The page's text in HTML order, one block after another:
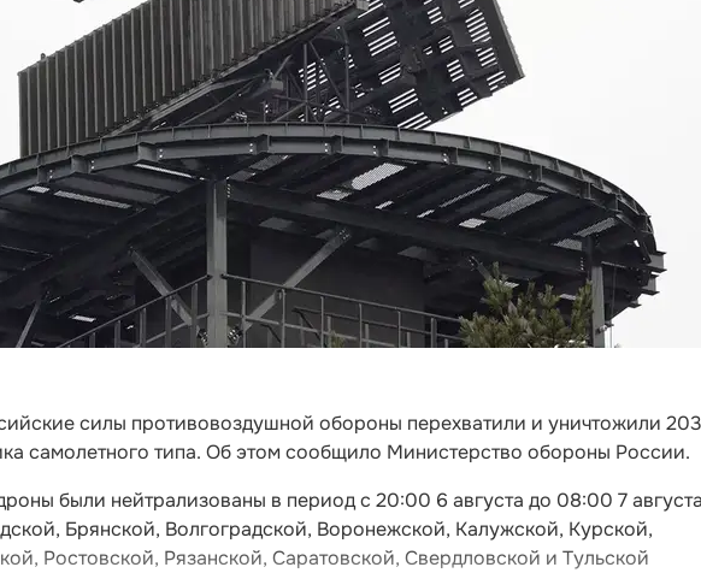
силы противовоздушной обороны перехватили и уничтожили 203
самолетного типа. Об этом сообщило Министерство обороны России.
были нейтрализованы в период с 20:00 6 августа до 08:00 7
Брянской, Волгоградской, Воронежской, Калужской, Курской,
Ростовской, Рязанской, Саратовской, Свердловской и Тульской